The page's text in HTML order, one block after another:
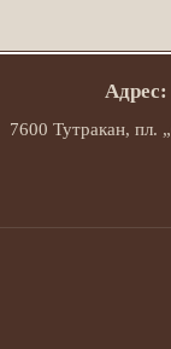
Адрес:
7600 Тутракан, пл.